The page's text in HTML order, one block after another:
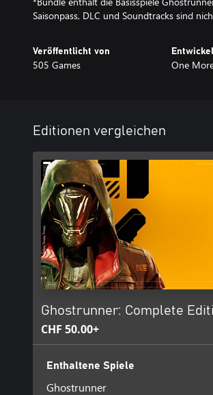
Saisonpass, DLC und Soundtracks sind
Veröffentlicht von
505 Games One
Editionen vergleichen
Ghostrunner: Complete
CHF 50.00+
Enthaltene Spiele
Ghostrunner